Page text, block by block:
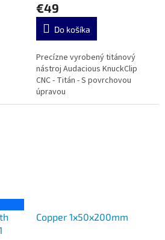
€49
Do košíka
Precízne vyrobený titánový
nástroj Audacious KnuckClip
CNC - Titán - S povrchovou
úpravou
Copper 1x50x200mm